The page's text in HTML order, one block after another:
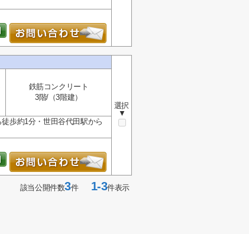
選択
▼
鉄筋コンクリート
3階/（3階建）
歩約1分・世田谷代田駅から
該当公開件数3件1-3件表示